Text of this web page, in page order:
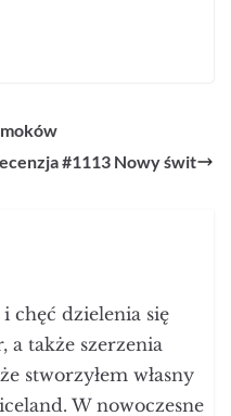
#1113 Nowy świt
chęć dzielenia się
a także szerzenia
stworzyłem własny
W nowoczesne